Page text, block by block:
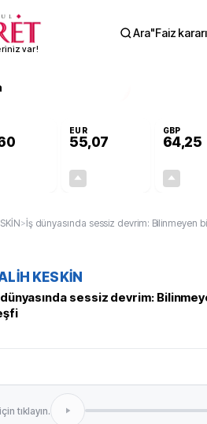
var!
Ara"Faiz kararı
EUR
55,07
GBP
64,25
>İş dünyasında sessiz devrim: Bilinmeyen
KESKİN
sessiz devrim:
tıklayın.